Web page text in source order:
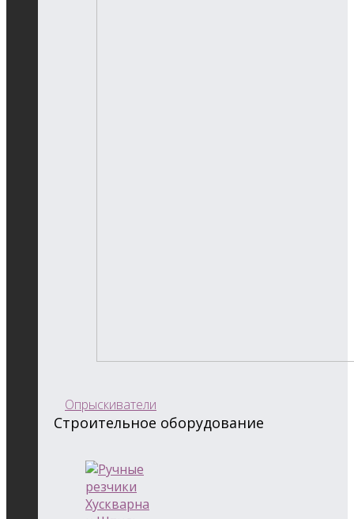
Опрыскиватели
Строительное оборудование